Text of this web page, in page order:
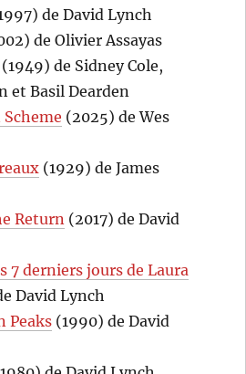
de David Lynch
de Olivier Assayas
(1949) de Sidney Cole,
et Basil Dearden
(2025) de Wes
(1929) de James
Return (2017) de David
7 derniers jours de Laura
David Lynch
Peaks (1990) de David